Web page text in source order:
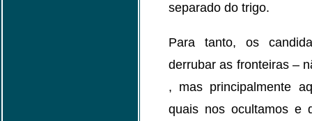
separado do trigo.
Para tanto, os
derrubar as fronteiras –
, mas principalmente
quais nos ocultamos e